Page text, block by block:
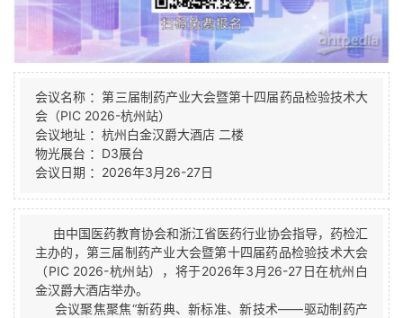
会议名称 ：第三届制药产业大会暨第十四届药品检验技术大
会（PIC 2026-杭州站）
会议地址 ：杭州白金汉爵大酒店 二楼
物光展台 ：D3展台
会议日期 ：2026年3月26-27日
由中国医药教育协会和浙江省医药行业协会指导，药检汇
主办的，第三届制药产业大会暨第十四届药品检验技术大会
（PIC 2026-杭州站），将于2026年3月26-27日在杭州白
金汉爵大酒店举办。
会议聚焦聚焦“新药典、新标准、新技术——驱动制药产